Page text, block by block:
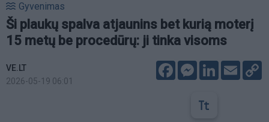
Gyvenimas
Ši plaukų spalva atjaunins bet kurią moterį
15 metų be procedūrų: ji tinka visoms
VE.LT
2026-05-19 06:01
FacebookMessenger
LinkedIn
Email